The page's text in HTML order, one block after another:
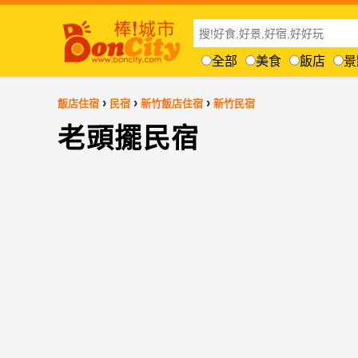
全部 美食 飯店
飯店住宿 › 民宿 › 新竹飯店住宿 › 新竹民宿
老頭擺民宿